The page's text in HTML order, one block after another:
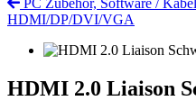
PC Zubehör, Software /Kabel
HDMI/DP/DVI/VGA
HDMI 2.0 Liaison